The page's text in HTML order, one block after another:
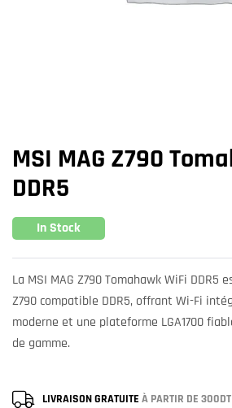
MSI MAG Z790
DDR5
In Stock
La MSI MAG Z790 Tomahawk WiFi DDR5
Z790 compatible DDR5, offrant Wi-Fi
moderne et une plateforme LGA1700
de gamme.
LIVRAISON GRATUITE À PARTIR DE 300DT